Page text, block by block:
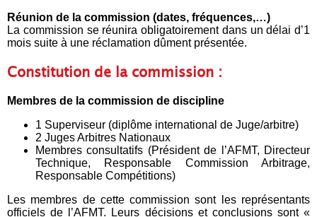
Réunion de la commission (dates, fréquences,…)
La commission se réunira obligatoirement dans un délai d’1
mois suite à une réclamation dûment présentée.
Constitution de la commission :
Membres de la commission de discipline
1 Superviseur (diplôme international de Juge/arbitre)
2 Juges Arbitres Nationaux
Membres consultatifs (Président de l’AFMT, Directeur
Technique, Responsable Commission Arbitrage,
Responsable Compétitions)
Les membres de cette commission sont les représentants
officiels de l’AFMT. Leurs décisions et conclusions sont «